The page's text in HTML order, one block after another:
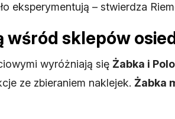
eksperymentują – stwierdza
wśród sklepów
wyróżniają się Żabka i
ze zbieraniem naklejek. Żabka